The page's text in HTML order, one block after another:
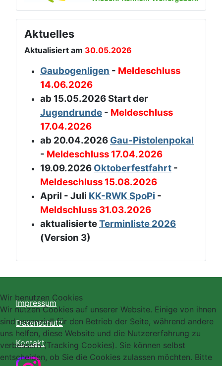
Aktuelles
Aktualisiert am 30.05.2026
Gaubogenligen - Meldeschluss
14.06.2026
ab 15.05.2026 Start der
Jugendrunde - Meldeschluss
17.04.2026
ab 20.04.2026 Gau-Pistolenpokal
- Meldeschluss 17.04.2026
19.09.2026 Oktoberfestfahrt -
Meldeschluss 15.08.2026
April - Juli KK-RWK SpoPi -
Meldschluss 31.03.2026
aktualisierteTerminliste 2026
(Version 3)
Impressum
Datenschutz
Kontakt
Wir benutzen Cookies
Wir nutzen Cookies auf unserer Website. Einige von ihnen
sind essenziell für den Betrieb der Seite, während andere
uns helfen, diese Website und die Nutzererfahrung zu
verbessern (Tracking Cookies). Sie können selbst
entscheiden, ob Sie die Cookies zulassen möchten. Bitte